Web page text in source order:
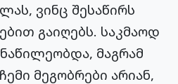
ვინც შესაწირს
გაიღებს. საკმაოდ
მაგრამ
მეგობრები არიან,